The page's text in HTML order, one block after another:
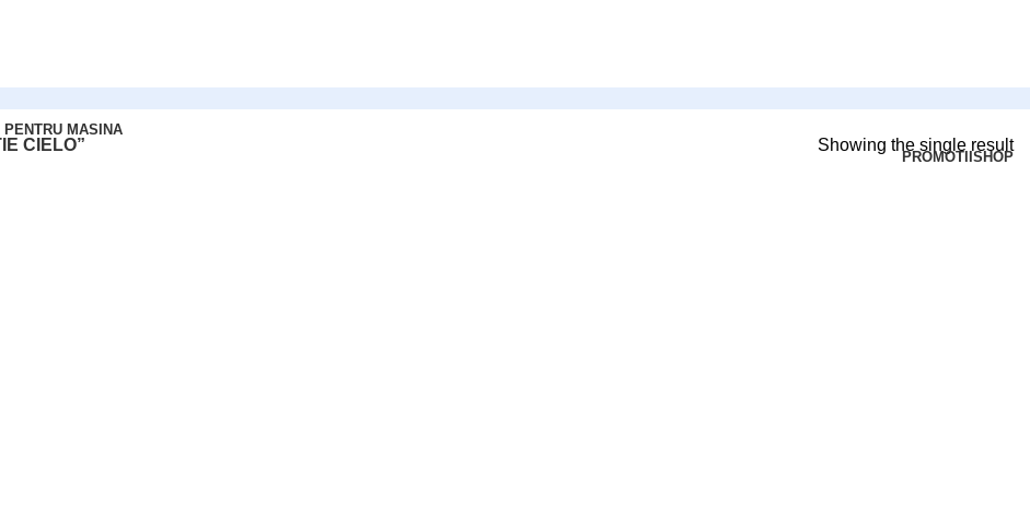
PENTRU MASINA
PROMOTII SHOP
CIELO” Showing the single result